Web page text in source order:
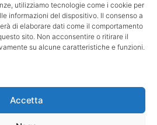
utilizziamo tecnologie come i cookie per
informazioni del dispositivo. Il consenso a
di elaborare dati come il comportamento
sito. Non acconsentire o ritirare il
su alcune caratteristiche e funzioni.
Accetta
la destinazione più
mete europee Quando si parla di